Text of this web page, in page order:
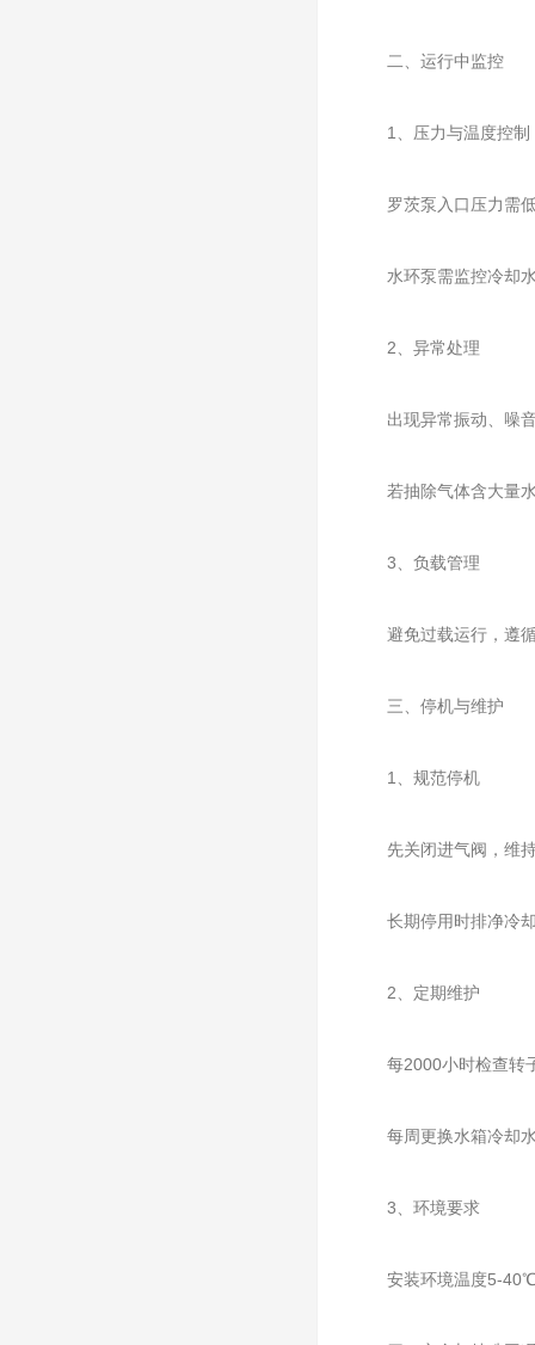
二、运行中监控
‌1、压力与温度控制‌
罗茨泵入口压力需低
水环泵需监控冷却水
‌2、异常处理‌
出现异常振动、噪音
若抽除气体含大量水
‌3、负载管理‌
避免过载运行，遵循
三、停机与维护
‌1、规范停机‌
先关闭进气阀，维持
长期停用时排净冷却
‌2、定期维护‌
每2000小时检查转子
每周更换水箱冷却水
‌3、环境要求‌
安装环境温度5-40℃